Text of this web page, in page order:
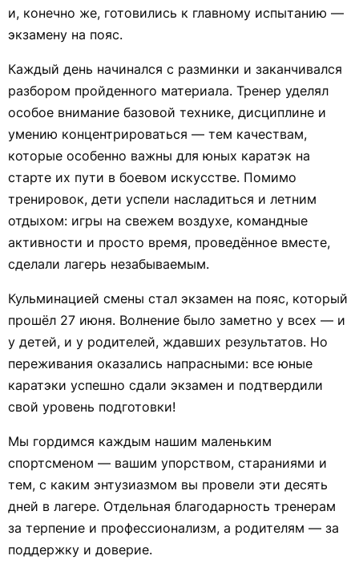
и, конечно же, готовились к главному испытанию —
экзамену на пояс.
Каждый день начинался с разминки и заканчивался
разбором пройденного материала. Тренер уделял
особое внимание базовой технике, дисциплине и
умению концентрироваться — тем качествам,
которые особенно важны для юных каратэк на
старте их пути в боевом искусстве. Помимо
тренировок, дети успели насладиться и летним
отдыхом: игры на свежем воздухе, командные
активности и просто время, проведённое вместе,
сделали лагерь незабываемым.
Кульминацией смены стал экзамен на пояс, который
прошёл 27 июня. Волнение было заметно у всех — и
у детей, и у родителей, ждавших результатов. Но
переживания оказались напрасными: все юные
каратэки успешно сдали экзамен и подтвердили
свой уровень подготовки!
Мы гордимся каждым нашим маленьким
спортсменом — вашим упорством, стараниями и
тем, с каким энтузиазмом вы провели эти десять
дней в лагере. Отдельная благодарность тренерам
за терпение и профессионализм, а родителям — за
поддержку и доверие.